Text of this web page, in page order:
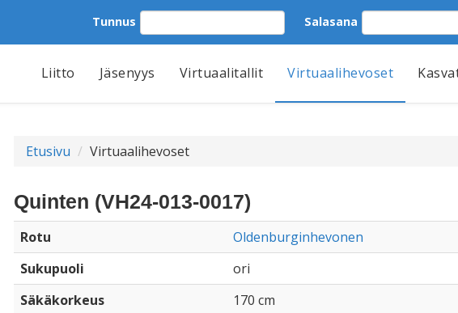
Tunnus Salasana
Liitto Jäsenyys Virtuaalitallit Virtuaalihevoset
Etusivu Virtuaalihevoset
Quinten (VH24-013-0017)
Rotu
Oldenburginhevonen
Sukupuoli
ori
Säkäkorkeus
170 cm